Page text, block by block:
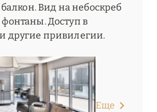
Вид на небоскреб
Доступ в
другие привилегии.
Еще